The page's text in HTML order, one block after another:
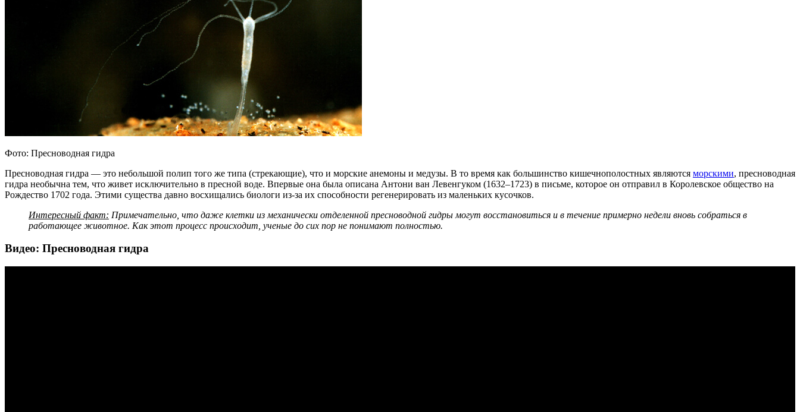
Фото: Пресноводная гидра
Пресноводная гидра — это небольшой полип того же типа (стрекающие), что и морские анемоны и медузы. В то время как большинство кишечнополостных являются морскими, пресноводная
гидра необычна тем, что живет исключительно в пресной воде. Впервые она была описана Антони ван Левенгуком (1632–1723) в письме, которое он отправил в Королевское общество на
Рождество 1702 года. Этими существа давно восхищались биологи из-за их способности регенерировать из маленьких кусочков.
Интересный факт: Примечательно, что даже клетки из механически отделенной пресноводной гидры могут восстановиться и в течение примерно недели вновь собраться в
работающее животное. Как этот процесс происходит, ученые до сих пор не понимают полностью.
Видео: Пресноводная гидра